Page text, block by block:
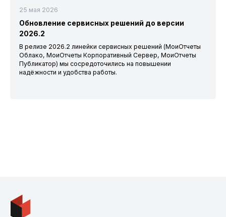
25 мая 2026
Обновление сервисных решений до версии
2026.2
В релизе 2026.2 линейки сервисных решений (МоиОтчеты
Облако, МоиОтчеты Корпоративный Сервер, МоиОтчеты
Публикатор) мы сосредоточились на повышении
надёжности и удобства работы.